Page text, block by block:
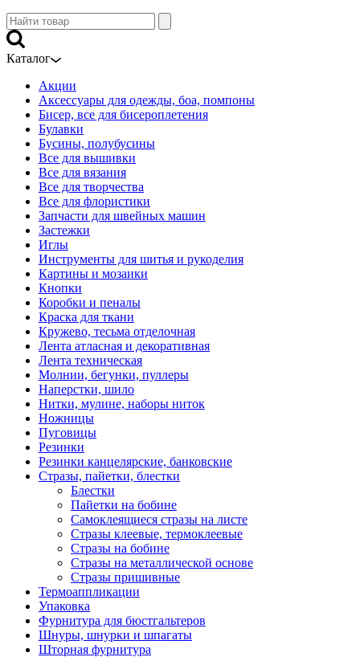
Каталог
Акции
Аксессуары для одежды, боа, помпоны
Бисер, все для бисероплетения
Булавки
Бусины, полубусины
Все для вышивки
Все для вязания
Все для творчества
Все для флористики
Запчасти для швейных машин
Застежки
Иглы
Инструменты для шитья и рукоделия
Картины и мозаики
Кнопки
Коробки и пеналы
Краска для ткани
Кружево, тесьма отделочная
Лента атласная и декоративная
Лента техническая
Молнии, бегунки, пуллеры
Наперстки, шило
Нитки, мулине, наборы ниток
Ножницы
Пуговицы
Резинки
Резинки канцелярские, банковские
Стразы, пайетки, блестки
Блестки
Пайетки на бобине
Самоклеящиеся стразы на листе
Стразы клеевые, термоклеевые
Стразы на бобине
Стразы на металлической основе
Стразы пришивные
Термоаппликации
Упаковка
Фурнитура для бюстгальтеров
Шнуры, шнурки и шпагаты
Шторная фурнитура